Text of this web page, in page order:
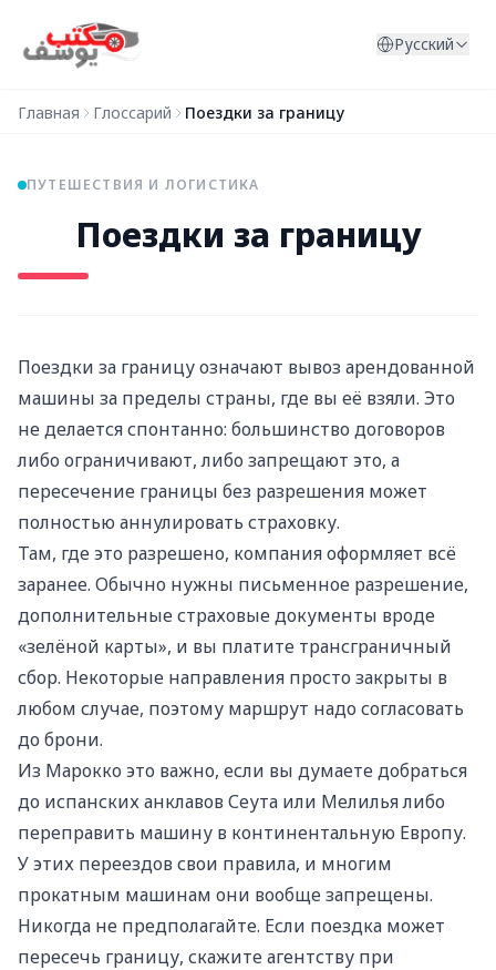
Русский
Главная Глоссарий Поездки за границу
ПУТЕШЕСТВИЯ И ЛОГИСТИКА
Поездки за границу
Поездки за границу означают вывоз арендованной
машины за пределы страны, где вы её взяли. Это
не делается спонтанно: большинство договоров
либо ограничивают, либо запрещают это, а
пересечение границы без разрешения может
полностью аннулировать страховку.
Там, где это разрешено, компания оформляет всё
заранее. Обычно нужны письменное разрешение,
дополнительные страховые документы вроде
«зелёной карты», и вы платите трансграничный
сбор. Некоторые направления просто закрыты в
любом случае, поэтому маршрут надо согласовать
до брони.
Из Марокко это важно, если вы думаете добраться
до испанских анклавов Сеута или Мелилья либо
переправить машину в континентальную Европу.
У этих переездов свои правила, и многим
прокатным машинам они вообще запрещены.
Никогда не предполагайте. Если поездка может
пересечь границу, скажите агентству при